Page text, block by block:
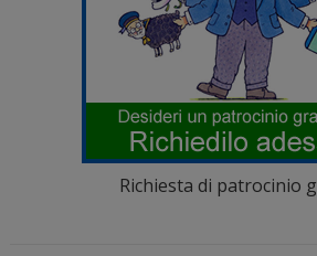
Richiesta di patrocinio